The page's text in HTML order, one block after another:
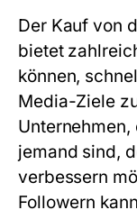
Der Kauf von
bietet
können,
Media-Ziele
jemand sind,
verbessern
Followern